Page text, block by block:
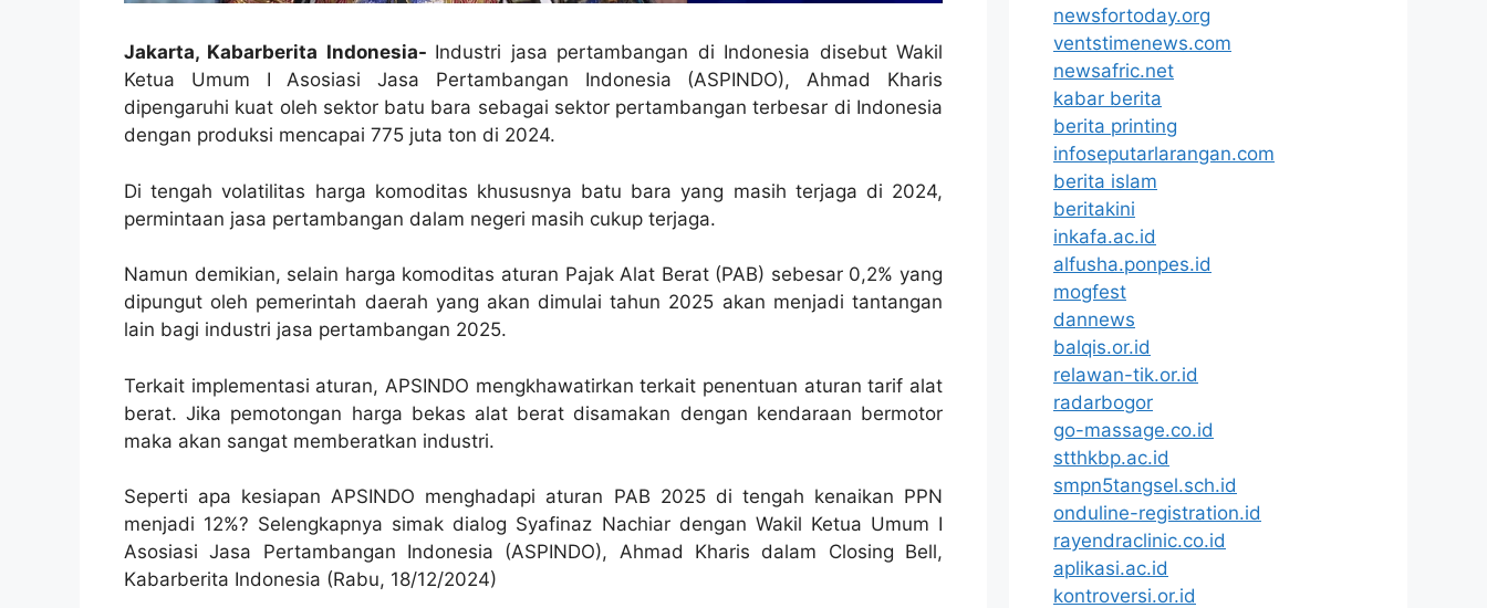
Jakarta, Kabarberita Indonesia- Industri jasa pertambangan di Indonesia disebut Wakil
Ketua Umum I Asosiasi Jasa Pertambangan Indonesia (ASPINDO), Ahmad Kharis
dipengaruhi kuat oleh sektor batu bara sebagai sektor pertambangan terbesar di Indonesia
dengan produksi mencapai 775 juta ton di 2024.
Di tengah volatilitas harga komoditas khususnya batu bara yang masih terjaga di 2024,
permintaan jasa pertambangan dalam negeri masih cukup terjaga.
Namun demikian, selain harga komoditas aturan Pajak Alat Berat (PAB) sebesar 0,2% yang
dipungut oleh pemerintah daerah yang akan dimulai tahun 2025 akan menjadi tantangan
lain bagi industri jasa pertambangan 2025.
Terkait implementasi aturan, APSINDO mengkhawatirkan terkait penentuan aturan tarif alat
berat. Jika pemotongan harga bekas alat berat disamakan dengan kendaraan bermotor
maka akan sangat memberatkan industri.
Seperti apa kesiapan APSINDO menghadapi aturan PAB 2025 di tengah kenaikan PPN
menjadi 12%? Selengkapnya simak dialog Syafinaz Nachiar dengan Wakil Ketua Umum I
Asosiasi Jasa Pertambangan Indonesia (ASPINDO), Ahmad Kharis dalam Closing Bell,
Kabarberita Indonesia (Rabu, 18/12/2024)
newsfortoday.org
ventstimenews.com
newsafric.net
kabar berita
berita printing
infoseputarlarangan.com
berita islam
beritakini
inkafa.ac.id
alfusha.ponpes.id
mogfest
dannews
balqis.or.id
relawan-tik.or.id
radarbogor
go-massage.co.id
stthkbp.ac.id
smpn5tangsel.sch.id
onduline-registration.id
rayendraclinic.co.id
aplikasi.ac.id
kontroversi.or.id